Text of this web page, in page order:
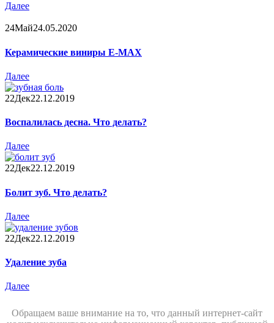
Далее
24Май24.05.2020
Керамические виниры E-MAX
Далее
22Дек22.12.2019
Воспалилась десна. Что делать?
Далее
22Дек22.12.2019
Болит зуб. Что делать?
Далее
22Дек22.12.2019
Удаление зуба
Далее
Обращаем ваше внимание на то, что данный интернет-сайт